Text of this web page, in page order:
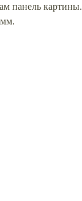
панель картины.